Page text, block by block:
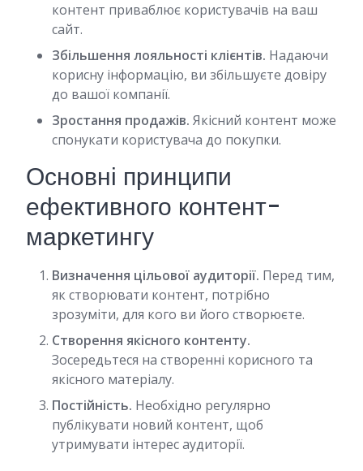
контент приваблює користувачів на ваш
сайт.
Збільшення лояльності клієнтів. Надаючи
корисну інформацію, ви збільшуєте довіру
до вашої компанії.
Зростання продажів. Якісний контент може
спонукати користувача до покупки.
Основні принципи
ефективного контент-
маркетингу
Визначення цільової аудиторії. Перед тим,
як створювати контент, потрібно
зрозуміти, для кого ви його створюєте.
Створення якісного контенту.
Зосередьтеся на створенні корисного та
якісного матеріалу.
Постійність. Необхідно регулярно
публікувати новий контент, щоб
утримувати інтерес аудиторії.